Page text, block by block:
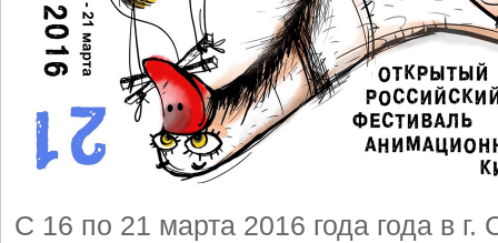
С 16 по 21 марта 2016 года года в г.